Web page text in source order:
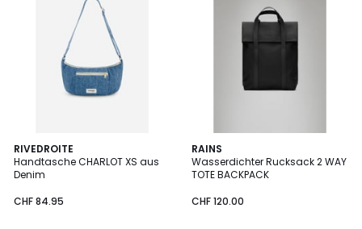
RIVEDROITE
Handtasche CHARLOT XS aus
Denim
CHF 84.95
RAINS
Wasserdichter Rucksack 2 WAY
TOTE BACKPACK
CHF 120.00
2
Farben